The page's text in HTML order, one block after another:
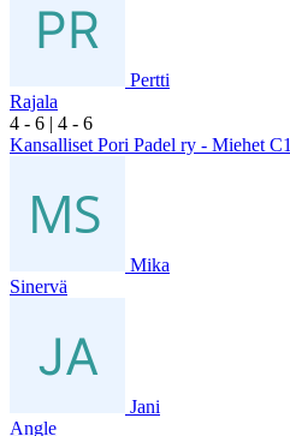
Pertti
Rajala
4 - 6 | 4 - 6
Kansalliset Pori Padel ry - Miehet C1
Mika
Sinervä
Jani
Angle